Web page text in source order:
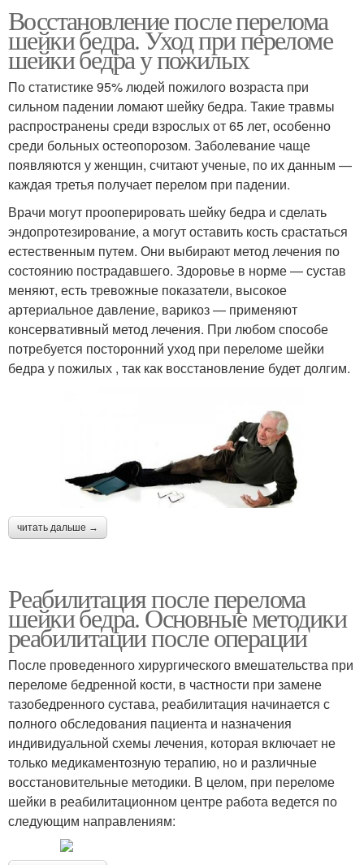
Восстановление после перелома
шейки бедра. Уход при переломе
шейки бедра у пожилых
По статистике 95% людей пожилого возраста при
сильном падении ломают шейку бедра. Такие травмы
распространены среди взрослых от 65 лет, особенно
среди больных остеопорозом. Заболевание чаще
появляются у женщин, считают ученые, по их данным —
каждая третья получает перелом при падении.
Врачи могут прооперировать шейку бедра и сделать
эндопротезирование, а могут оставить кость срастаться
естественным путем. Они выбирают метод лечения по
состоянию пострадавшего. Здоровье в норме — сустав
меняют, есть тревожные показатели, высокое
артериальное давление, варикоз — применяют
консервативный метод лечения. При любом способе
потребуется посторонний уход при переломе шейки
бедра у пожилых , так как восстановление будет долгим.
читать дальше →
Реабилитация после перелома
шейки бедра. Основные методики
реабилитации после операции
После проведенного хирургического вмешательства при
переломе бедренной кости, в частности при замене
тазобедренного сустава, реабилитация начинается с
полного обследования пациента и назначения
индивидуальной схемы лечения, которая включает не
только медикаментозную терапию, но и различные
восстановительные методики. В целом, при переломе
шейки в реабилитационном центре работа ведется по
следующим направлениям: